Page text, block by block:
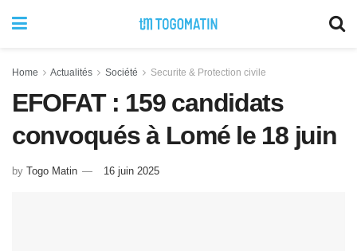
Home Actualités Société Securite & Protection civile
EFOFAT : 159 candidats
convoqués à Lomé le 18 juin
by Togo Matin 16 juin 2025